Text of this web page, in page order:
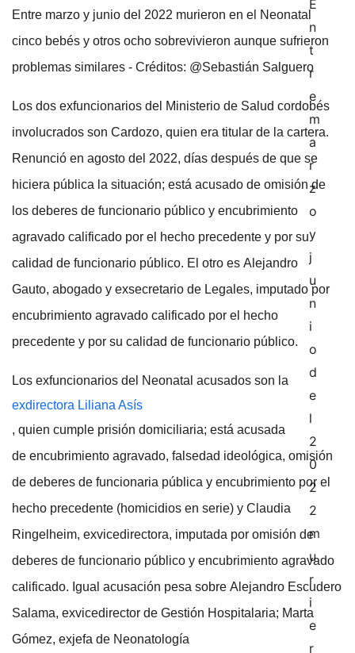
Entre marzo y junio del 2022 murieron en el Neonatal
cinco bebés y otros ocho sobrevivieron aunque sufrieron
problemas similares - Créditos: @Sebastián Salguero
Los dos exfuncionarios del Ministerio de Salud cordobés
involucrados son Cardozo, quien era titular de la cartera.
Renunció en agosto del 2022, días después de que se
hiciera pública la situación; está acusado de omisión de
los deberes de funcionario público y encubrimiento
agravado calificado por el hecho precedente y por su
calidad de funcionario público. El otro es Alejandro
Gauto, abogado y exsecretario de Legales, imputado por
encubrimiento agravado calificado por el hecho
precedente y por su calidad de funcionario público.
Los exfuncionarios del Neonatal acusados son la
exdirectora Liliana Asís
, quien cumple prisión domiciliaria; está acusada
de encubrimiento agravado, falsedad ideológica, omisión
de deberes de funcionaria pública y encubrimiento por el
hecho precedente (homicidios en serie) y Claudia
Ringelheim, exvicedirectora, imputada por omisión de
deberes de funcionario público y encubrimiento agravado
calificado. Igual acusación pesa sobre Alejandro Escudero
Salama, exvicedirector de Gestión Hospitalaria; Marta
Gómez, exjefa de Neonatología